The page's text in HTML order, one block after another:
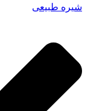
شیره طبیعی